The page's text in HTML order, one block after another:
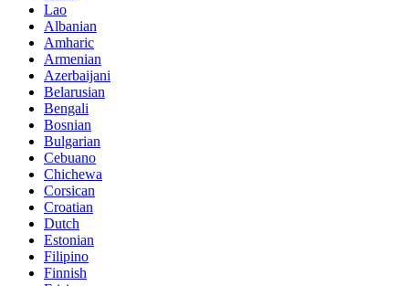
Lao
Albanian
Amharic
Armenian
Azerbaijani
Belarusian
Bengali
Bosnian
Bulgarian
Cebuano
Chichewa
Corsican
Croatian
Dutch
Estonian
Filipino
Finnish